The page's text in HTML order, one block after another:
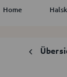
Home